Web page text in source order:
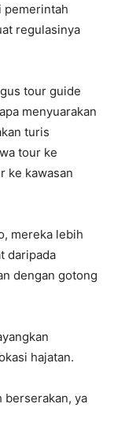
pemerintah
regulasinya
tour guide
menyuarakan
turis
tour ke
ke kawasan
mereka lebih
daripada
dengan gotong
hajatan.
berserakan, ya